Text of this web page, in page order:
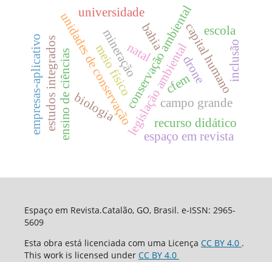
conservação ambiental
unidades de conservaçãolegislação ambiental
bahia capital humano
campo grande
universidade
biologia
ensino de ciências meio físico
estudos integrados mineração
cfem
espaço em revista
empresas-aplicativo natal inclusão
recurso didático
escola
drone
Espaço em Revista.Catalão, GO, Brasil. e-ISSN: 2965-
5609
Esta obra está licenciada com uma Licença CC BY 4.0 .
This work is licensed under CC BY 4.0